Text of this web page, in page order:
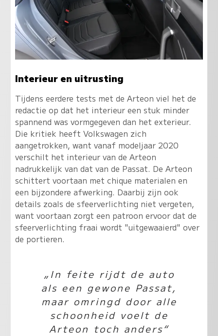
Interieur en uitrusting
Tijdens eerdere tests met de Arteon viel het de
redactie op dat het interieur een stuk minder
spannend was vormgegeven dan het exterieur.
Die kritiek heeft Volkswagen zich
aangetrokken, want vanaf modeljaar 2020
verschilt het interieur van de Arteon
nadrukkelijk van dat van de Passat. De Arteon
schittert voortaan met chique materialen en
een bijzondere afwerking. Daarbij zijn ook
details zoals de sfeerverlichting niet vergeten,
want voortaan zorgt een patroon ervoor dat de
sfeerverlichting fraai wordt "uitgewaaierd" over
de portieren.
„In feite rijdt de auto
als een gewone Passat,
maar omringd door alle
schoonheid voelt de
Arteon toch anders“